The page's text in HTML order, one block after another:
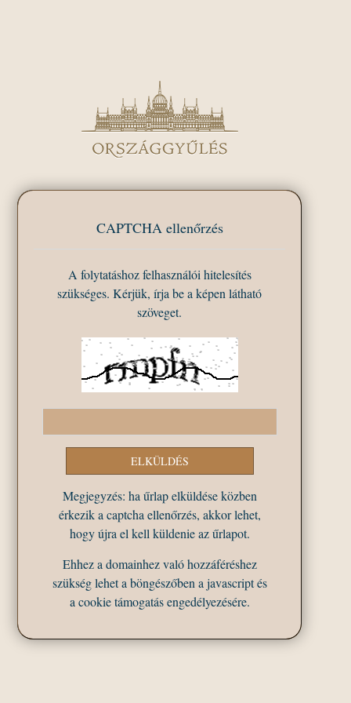
CAPTCHA ellenőrzés
A folytatáshoz felhasználói hitelesítés
szükséges. Kérjük, írja be a képen látható
szöveget.
Megjegyzés: ha űrlap elküldése közben
érkezik a captcha ellenőrzés, akkor lehet,
hogy újra el kell küldenie az űrlapot.
Ehhez a domainhez való hozzáféréshez
szükség lehet a böngészőben a javascript és
a cookie támogatás engedélyezésére.